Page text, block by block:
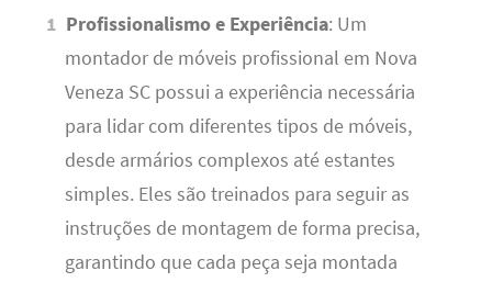
Profissionalismo e Experiência: Um
montador de móveis profissional em Nova
Veneza SC possui a experiência necessária
para lidar com diferentes tipos de móveis,
desde armários complexos até estantes
simples. Eles são treinados para seguir as
instruções de montagem de forma precisa,
garantindo que cada peça seja montada